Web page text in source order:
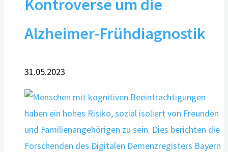
Alzheimer-Frühdiagnostik
31.05.2023